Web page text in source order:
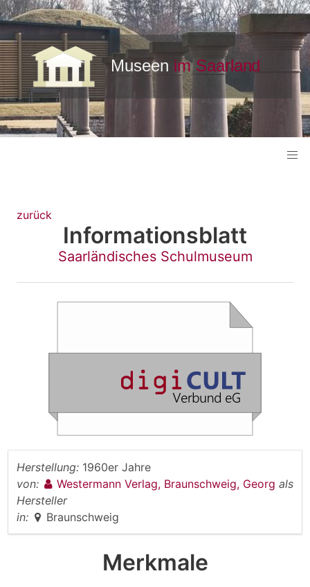
zurück
Informationsblatt
Saarländisches Schulmuseum
Herstellung: 1960er Jahre
von:
Westermann Verlag, Braunschweig, Georg als
Hersteller
in:
Braunschweig
Merkmale